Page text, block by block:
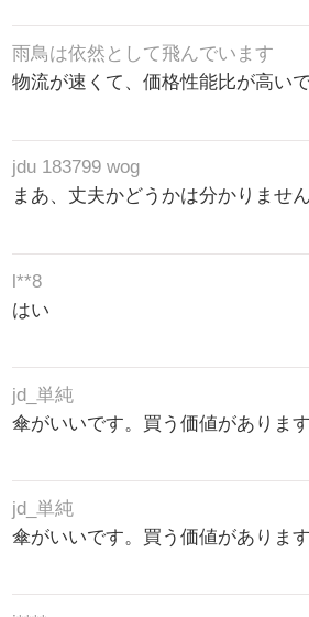
雨鳥は依然として飛んでいます
物流が速くて、価格性能比が高いで
jdu 183799 wog
まあ、丈夫かどうかは分かりません
l**8
はい
jd_単純
傘がいいです。買う価値があります
jd_単純
傘がいいです。買う価値があります